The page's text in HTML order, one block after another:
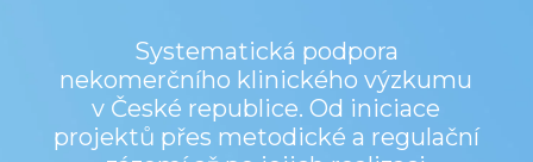
Systematická podpora
nekomerčního klinického výzkumu
v České republice. Od iniciace
projektů přes metodické a regulační